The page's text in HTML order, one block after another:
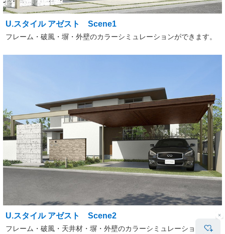
U.スタイル アゼスト Scene1
フレーム・破風・塀・外壁のカラーシミュレーションができます。
U.スタイル アゼスト Scene2
フレーム・破風・天井材・塀・外壁のカラーシミュレーションがで